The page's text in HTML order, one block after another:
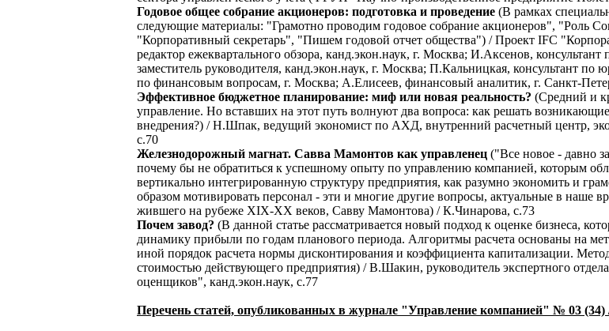
Годовое общее собрание акционеров: подготовка и проведение (В рамках
следующие материалы: "Грамотно проводим годовое собрание акционеров", "Роль
"Корпоративный секретарь", "Пишем годовой отчет общества") / Проект IFC
редактор ежеквартального обзора, канд.экон.наук, г. Москва; И.Аксенов,
заместитель руководителя, канд.экон.наук, г. Москва; П.Кальницкая, консультант
по финансовым вопросам, г. Москва; А.Елисеев, финансовый аналитик, г. Санкт-
Эффективное бюджетное планирование: миф или новая реальность? (Средний и
управление. Но вставших на этот путь волнуют два вопроса: как решать
внедрения?) / Н.Шпак, ведущий экономист по АХД, внутренний расчетный центр,
с.70
Железнодорожный магнат. Савва Мамонтов как управленец ("Все новое - давно
почему бы не обратиться к успешному опыту по управлению компанией, которым
вертикально интегрированную структуру предприятия, как разумно экономить и
образом мотивировать персонал - эти и многие другие вопросы, актуальные в наше
жившего на рубеже XIX-XX веков, Савву Мамонтова) / К.Чинарова, с.73
Почем завод? (В данной статье рассматривается новый подход к оценке бизнеса,
динамику прибыли по годам планового периода. Алгоритмы расчета основаны на
иной порядок расчета нормы дисконтирования и коэффициента капитализации.
стоимостью действующего предприятия) / В.Шакин, руководитель экспертного
оценщиков", канд.экон.наук, с.77
Перечень статей, опубликованных в журнале "Управление компанией" № 03 (34)